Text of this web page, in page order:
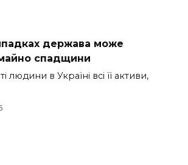
держава може
спадщини
людини в Україні всі її активи,